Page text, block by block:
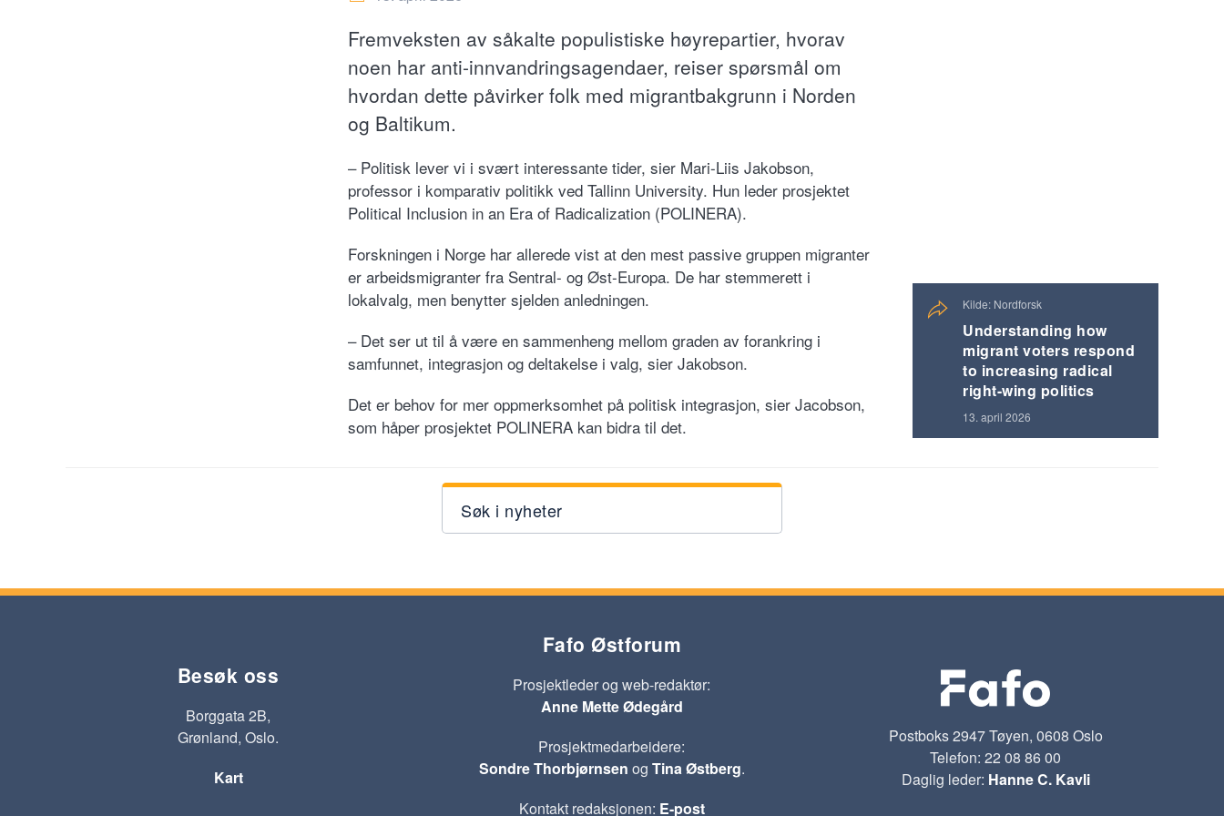
Fremveksten av såkalte populistiske høyrepartier, hvorav
noen har anti-innvandringsagendaer, reiser spørsmål om
hvordan dette påvirker folk med migrantbakgrunn i Norden
og Baltikum.
– Politisk lever vi i svært interessante tider, sier Mari-Liis Jakobson,
professor i komparativ politikk ved Tallinn University. Hun leder prosjektet
Political Inclusion in an Era of Radicalization (POLINERA).
Forskningen i Norge har allerede vist at den mest passive gruppen migranter
er arbeidsmigranter fra Sentral- og Øst-Europa. De har stemmerett i
lokalvalg, men benytter sjelden anledningen.
– Det ser ut til å være en sammenheng mellom graden av forankring i
samfunnet, integrasjon og deltakelse i valg, sier Jakobson.
Det er behov for mer oppmerksomhet på politisk integrasjon, sier Jacobson,
som håper prosjektet POLINERA kan bidra til det.
Kilde: Nordforsk
Understanding how
migrant voters respond
to increasing radical
right-wing politics
13. april 2026
Søk i nyheter
Besøk oss
Borggata 2B,
Grønland, Oslo.
Kart
Fafo Østforum
Prosjektleder og web-redaktør:
Anne Mette Ødegård
Prosjektmedarbeidere:
Sondre Thorbjørnsen og Tina Østberg.
Kontakt redaksjonen: E-post
Postboks 2947 Tøyen, 0608 Oslo
Telefon: 22 08 86 00
Daglig leder: Hanne C. Kavli